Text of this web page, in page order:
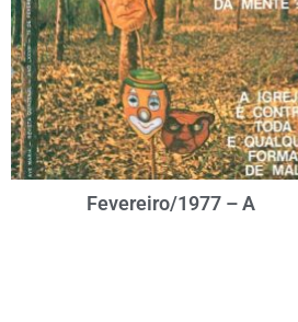
Fevereiro/1977 – A